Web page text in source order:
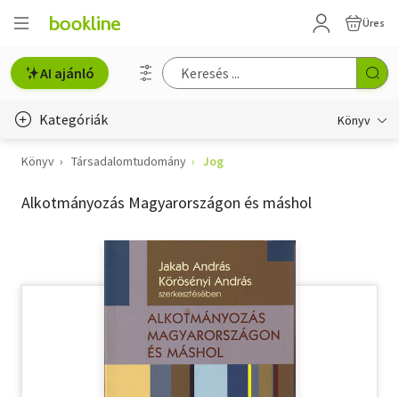
Üres
AI ajánló
Kategóriák Könyv
Életmód, egészség
Erotika
Gyermek- és ifjúsági
Könyv Társadalomtudomány Jog
Alkotmányozás Magyarországon és máshol